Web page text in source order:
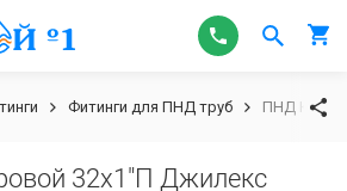
Фитинги для ПНД труб ПНД Кран
32х1"П Джилекс